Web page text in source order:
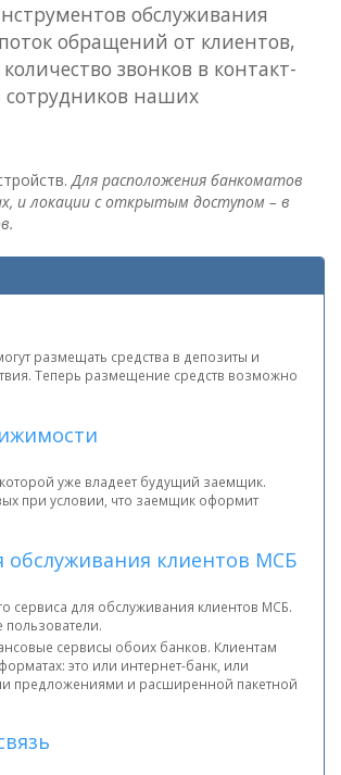
обслуживания
обращений от клиентов,
звонков в контакт-
сотрудников наших
Для расположения банкоматов
и локации с открытым доступом – в
размещать средства в депозиты и
Теперь размещение средств возможно
уже владеет будущий заемщик.
при условии, что заемщик оформит
клиентов МСБ
сервиса для обслуживания клиентов МСБ.
сервисы обоих банков. Клиентам
это или интернет-банк, или
предложениями и расширенной пакетной